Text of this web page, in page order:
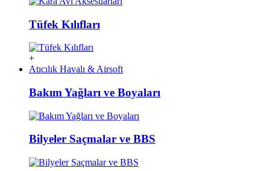
Tüfek Kılıfları
+
Atıcılık Havalı & Airsoft
Bakım Yağları ve Boyaları
Bilyeler Saçmalar ve BBS